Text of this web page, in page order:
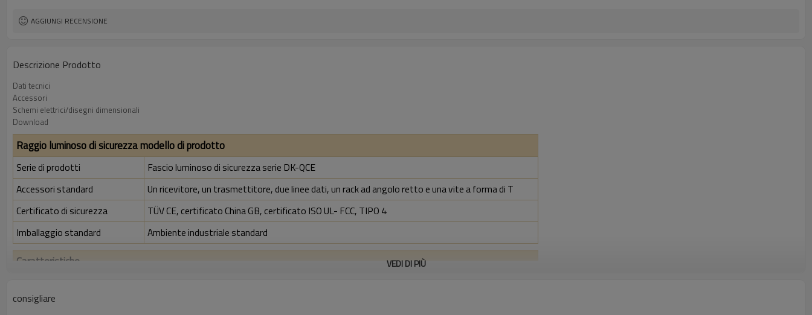
AGGIUNGI RECENSIONE
Descrizione Prodotto
Dati tecnici
Accessori
Schemi elettrici/disegni dimensionali
Download
Raggio luminoso di sicurezza modello di prodotto
Serie di prodotti
Fascio luminoso di sicurezza serie DK-QCE
Accessori standard
Un ricevitore, un trasmettitore, due linee dati, un rack ad angolo retto e una vite a forma di T
Certificato di sicurezza
TÜV CE, certificato China GB, certificato ISO UL- FCC, TIPO 4
Imballaggio standard
Ambiente industriale standard
Caratteristiche
Controlla la precisione
VEDI DI PIÙ
consigliare